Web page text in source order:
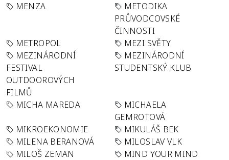
MENZA
METODIKA
PRŮVODCOVSKÉ
ČINNOSTI
METROPOL
MEZI SVĚTY
MEZINÁRODNÍ
FESTIVAL
OUTDOOROVÝCH
FILMŮ
MEZINÁRODNÍ
STUDENTSKÝ KLUB
MICHA MAREDA
MICHAELA
GEMROTOVÁ
MIKROEKONOMIE
MIKULÁŠ BEK
MILENA BERANOVÁ
MILOSLAV VLK
MILOŠ ZEMAN
MIND YOUR MIND